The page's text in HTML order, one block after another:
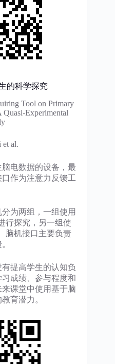
的科学探究
Tool on Primary
Quasi-Experimental
al.
电数据的设备，最
作为注意力反馈工
为两组，一组使用
行探究，另一组使
脑机接口主要负责
提高学生的认知负
成绩、参与程度和
课堂中使用基于脑
育潜力。